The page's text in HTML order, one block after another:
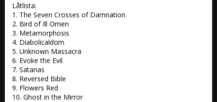
Låtlista:
1. The Seven Crosses of Damnation
2. Bird of Ill Omen
3. Metamorphosis
4. Diabolicaldom
5. Unknown Massacra
6. Evoke the Evil
7. Satanas
8. Reversed Bible
9. Flowers Red
10. Ghost in the Mirror